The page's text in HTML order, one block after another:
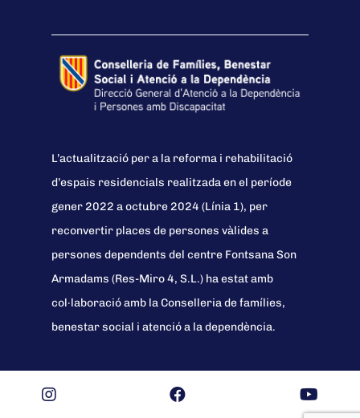
L’actualització per a la reforma i rehabilitació
d’espais residencials realitzada en el període
gener 2022 a octubre 2024 (Línia 1), per
reconvertir places de persones vàlides a
persones dependents del centre Fontsana Son
Armadams (Res-Miro 4, S.L.) ha estat amb
col·laboració amb la Conselleria de famílies,
benestar social i atenció a la dependència.